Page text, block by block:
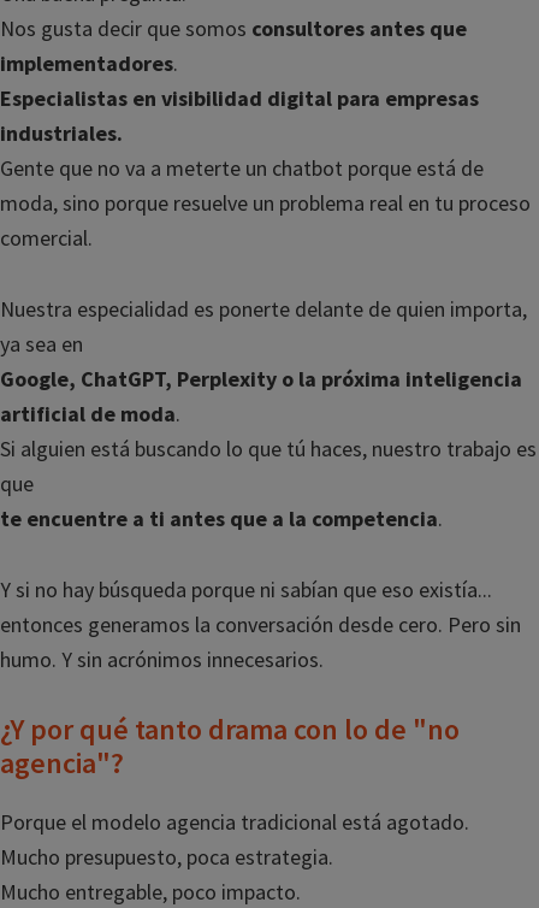
Nos gusta decir que somos consultores antes que
implementadores.
Especialistas en visibilidad digital para empresas
industriales.
Gente que no va a meterte un chatbot porque está de
moda, sino porque resuelve un problema real en tu proceso
comercial.
Nuestra especialidad es ponerte delante de quien importa,
ya sea en
Google, ChatGPT, Perplexity o la próxima inteligencia
artificial de moda.
Si alguien está buscando lo que tú haces, nuestro trabajo es
que
te encuentre a ti antes que a la competencia.
Y si no hay búsqueda porque ni sabían que eso existía...
entonces generamos la conversación desde cero. Pero sin
humo. Y sin acrónimos innecesarios.
¿Y por qué tanto drama con lo de "no
agencia"?
Porque el modelo agencia tradicional está agotado.
Mucho presupuesto, poca estrategia.
Mucho entregable, poco impacto.